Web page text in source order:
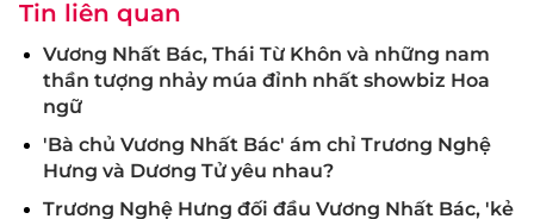
Tin liên quan
Vương Nhất Bác, Thái Từ Khôn và những nam
thần tượng nhảy múa đỉnh nhất showbiz Hoa
ngữ
'Bà chủ Vương Nhất Bác' ám chỉ Trương Nghệ
Hưng và Dương Tử yêu nhau?
Trương Nghệ Hưng đối đầu Vương Nhất Bác, 'kẻ